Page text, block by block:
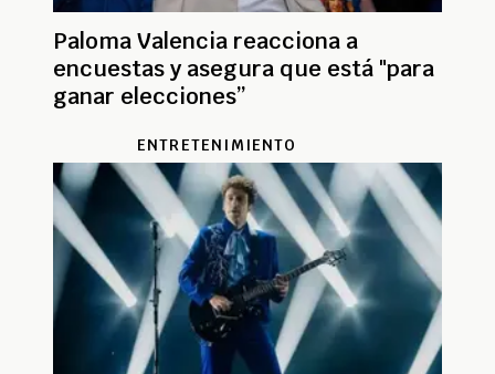
Paloma Valencia reacciona a
encuestas y asegura que está "para
ganar elecciones”
ENTRETENIMIENTO